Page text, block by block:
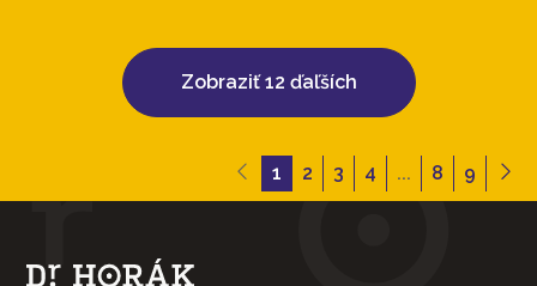
Zobraziť 12 ďaľších
1 2 3 4 ... 8 9